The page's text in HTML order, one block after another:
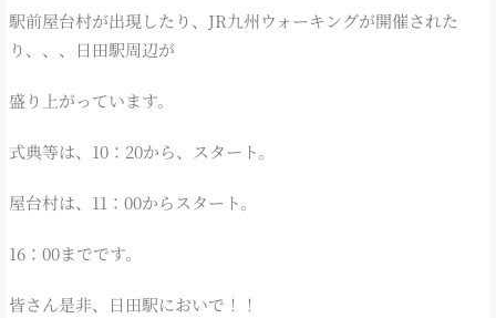
駅前屋台村が出現したり、JR九州ウォーキングが開催された
り、、、日田駅周辺が
盛り上がっています。
式典等は、10：20から、スタート。
屋台村は、11：00からスタート。
16：00までです。
皆さん是非、日田駅においで！！